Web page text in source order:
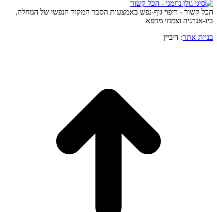
הכל קשור - ריפוי גוף-נפש באמצעות הסבר המקור הנפשי של המחלה,
ביו-אנרגיה וצמחי מרפא
בניית אתר: דיביין